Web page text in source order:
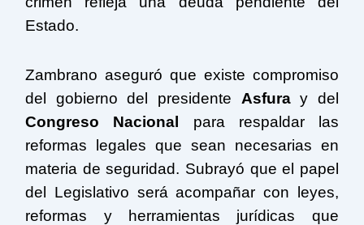
Estado.
Zambrano aseguró que existe compromiso
del gobierno del presidente Asfuray del
Congreso Nacional para respaldar las
reformas legales que sean necesarias en
materia de seguridad. Subrayó que el papel
del Legislativo será acompañar con leyes,
reformas y herramientas jurídicas que